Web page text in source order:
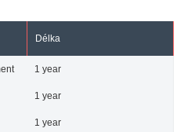
Délka
1 year
1 year
1 year